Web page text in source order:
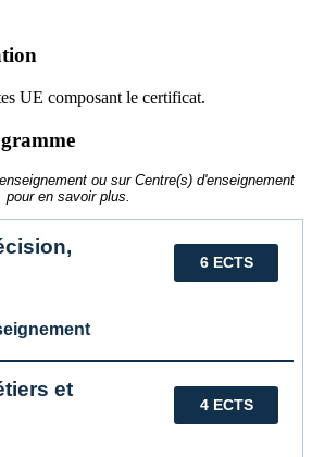
UE composant le certificat.
ou sur Centre(s) d'enseignement
pour en savoir plus.
6 ECTS
4 ECTS
et